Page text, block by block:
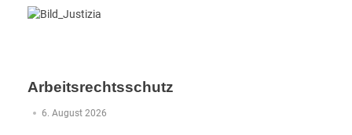
Arbeitsrechtsschutz
6. August 2026